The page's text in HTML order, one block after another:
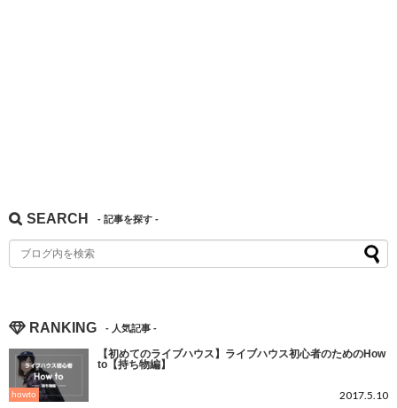
SEARCH
RANKING
【初めてのライブハウス】ライブハウス初心者のためのHow
to【持ち物編】
howto 2017.5.10